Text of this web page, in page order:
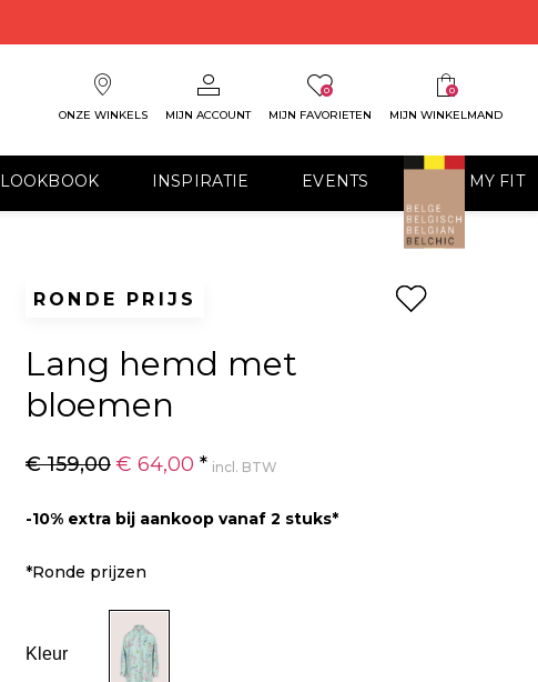
ONZE WINKELS MIJN ACCOUNT
0
MIJN FAVORIETEN
0
MIJN WINKELMAND
LOOKBOOK INSPIRATIE EVENTS FIND MY FIT
RONDE PRIJS
Lang hemd met
bloemen
€ 159,00€ 64,00 * incl. BTW
-10% extra bij aankoop vanaf 2 stuks*
*Ronde prijzen
Kleur